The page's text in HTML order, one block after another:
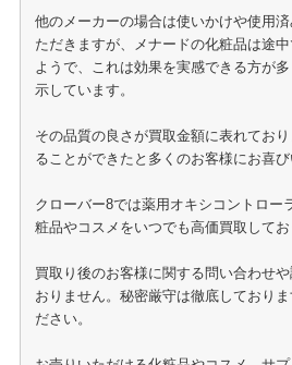
他のメーカーの場合は使いかけや使用
ただきますが、メナードの化粧品は途
ようで、これは効果を実感できる方が
示しています。
その品質の良さが買取金額に表れてお
ることができたと多くのお客様にお喜び
クローバー8では薬用オキシコントロー
粧品やコスメをいつでも高価買取してお
買取り後のお客様に関する問い合わせ
おりません。秘密厳守は徹底しており
ださい。